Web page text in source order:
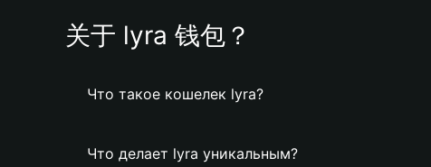
关于 lyra 钱包？
Что такое кошелек lyra?
Что делает lyra уникальным?